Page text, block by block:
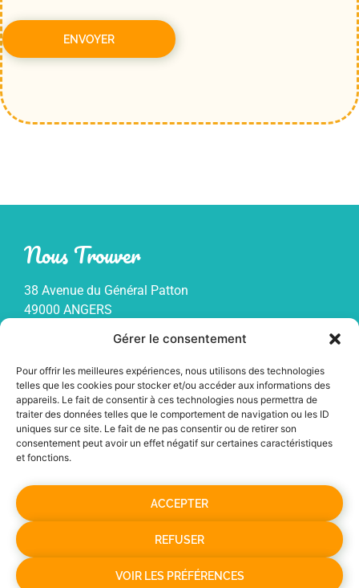
Gérer le consentement
Pour offrir les meilleures expériences, nous utilisons des technologies
telles que les cookies pour stocker et/ou accéder aux informations des
appareils. Le fait de consentir à ces technologies nous permettra de
traiter des données telles que le comportement de navigation ou les ID
uniques sur ce site. Le fait de ne pas consentir ou de retirer son
consentement peut avoir un effet négatif sur certaines caractéristiques
et fonctions.
ACCEPTER
REFUSER
VOIR LES PRÉFÉRENCES
ENVOYER
Nous Trouver
38 Avenue du Général Patton
49000 ANGERS
Informations Utiles
Mentions légales
Politique de confidentialité
Plan du site